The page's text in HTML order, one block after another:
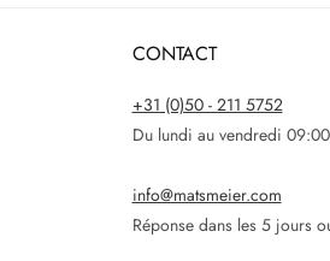
CONTACT
+31 (0)50 - 211 5752
Du lundi au vendredi
info@matsmeier.com
Réponse dans les 5 jours